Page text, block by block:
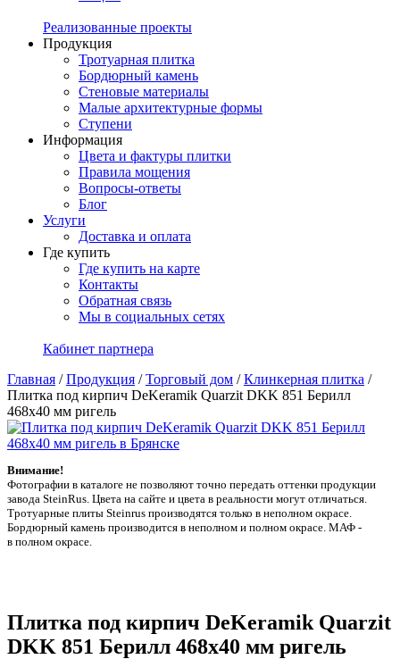
Реализованные проекты
Продукция
Тротуарная плитка
Бордюрный камень
Стеновые материалы
Малые архитектурные формы
Ступени
Информация
Цвета и фактуры плитки
Правила мощения
Вопросы-ответы
Блог
Услуги
Доставка и оплата
Где купить
Где купить на карте
Контакты
Обратная связь
Мы в социальных сетях
Кабинет партнера
Главная /Продукция /Торговый дом /Клинкерная плитка /
Плитка под кирпич DeKeramik Quarzit DKK 851 Берилл
468x40 мм ригель
Внимание!
Фотографии в каталоге не позволяют точно передать оттенки продукции
заводa SteinRus. Цвета на сайте и цвета в реальности могут отличаться.
Тротуарные плиты Steinrus производятся только в неполном окрасе.
Бордюрный камень производится в неполном и полном окрасе. МАФ -
в полном окрасе.
Плитка под кирпич DeKeramik Quarzit
DKK 851 Берилл 468x40 мм ригель